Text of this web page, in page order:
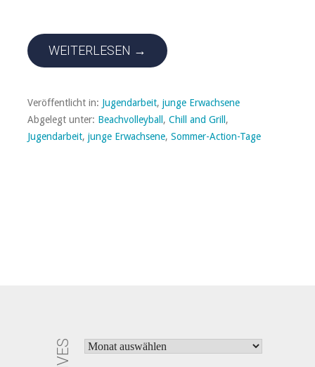
WEITERLESEN →
Veröffentlicht in: Jugendarbeit, junge Erwachsene
Abgelegt unter: Beachvolleyball , Chill and Grill ,
Jugendarbeit, junge Erwachsene, Sommer-Action-Tage
ARCHIVES